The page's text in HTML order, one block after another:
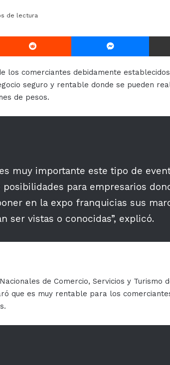
de lectura
Reddit
los comerciantes debidamente
seguro y rentable donde se pueden
de pesos.
muy importante este tipo de
para empresarios
en la expo franquicias sus
ser vistas o conocidas”, explicó.
de Comercio, Servicios y Turismo
que es muy rentable para los